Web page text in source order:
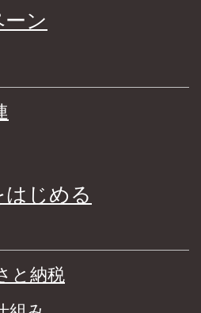
ン
じめる
と納税